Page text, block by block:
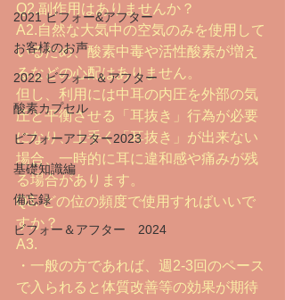
2021 ビフォー&アフター
お客様のお声
2022 ビフォー＆アフター
酸素カプセル
ビフォーアフター2023
基礎知識編
備忘録
ビフォー＆アフター 2024
Q2.副作用はありませんか？
A2.自然な大気中の空気のみを使用して
いるため、酸素中毒や活性酸素が増え
るなどの心配はありません。
但し、利用には中耳の内圧を外部の気
圧と平衡させる「耳抜き」行為が必要
になり、上手く「耳抜き」が出来ない
場合、一時的に耳に違和感や痛みが残
る場合があります。
Q3. どの位の頻度で使用すればいいで
すか？
A3.
・一般の方であれば、週2-3回のペース
で入られると体質改善等の効果が期待